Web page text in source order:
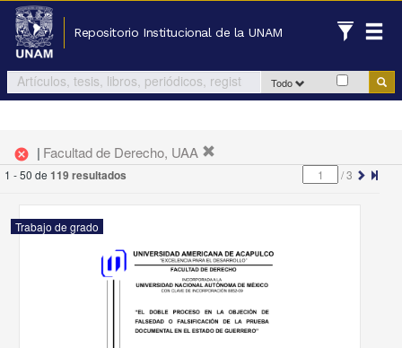
Repositorio Institucional de la UNAM
Todo
cancel | Facultad de Derecho, UAA
1 - 50 de 119 resultados /3
Trabajo de grado